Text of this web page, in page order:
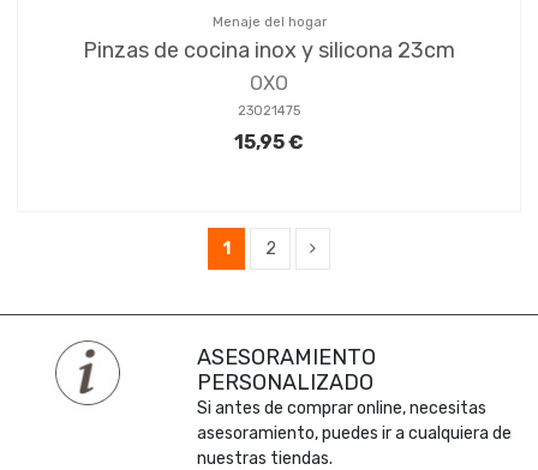
Menaje del hogar
Pinzas de cocina inox y silicona 23cm
OXO
23021475
15,95 €
1 2
ASESORAMIENTO
PERSONALIZADO
Si antes de comprar online, necesitas
asesoramiento, puedes ir a cualquiera de
nuestras tiendas.